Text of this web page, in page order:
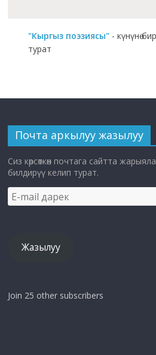
"Кыргыз поэзиясы" - күнүнө
турат
Почта аркылуу жазылуу
Сиз көрсөткөн почтага сайтта
билдирүү келип турат.
E-
mail
Жазылуу
Join 25 other subscribers